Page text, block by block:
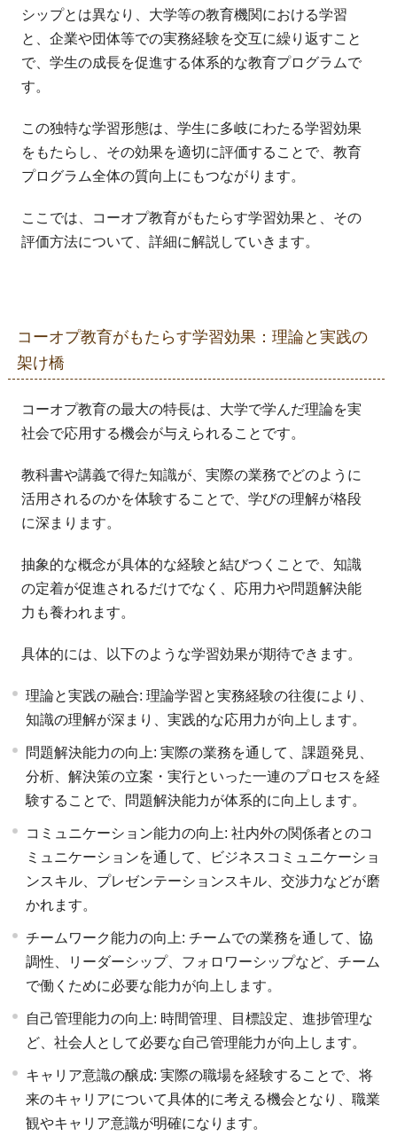
シップとは異なり、大学等の教育機関における学習
と、企業や団体等での実務経験を交互に繰り返すこと
で、学生の成長を促進する体系的な教育プログラムで
す。
この独特な学習形態は、学生に多岐にわたる学習効果
をもたらし、その効果を適切に評価することで、教育
プログラム全体の質向上にもつながります。
ここでは、コーオプ教育がもたらす学習効果と、その
評価方法について、詳細に解説していきます。
コーオプ教育がもたらす学習効果：理論と実践の
架け橋
コーオプ教育の最大の特長は、大学で学んだ理論を実
社会で応用する機会が与えられることです。
教科書や講義で得た知識が、実際の業務でどのように
活用されるのかを体験することで、学びの理解が格段
に深まります。
抽象的な概念が具体的な経験と結びつくことで、知識
の定着が促進されるだけでなく、応用力や問題解決能
力も養われます。
具体的には、以下のような学習効果が期待できます。
理論と実践の融合: 理論学習と実務経験の往復により、
知識の理解が深まり、実践的な応用力が向上します。
問題解決能力の向上: 実際の業務を通して、課題発見、
分析、解決策の立案・実行といった一連のプロセスを経
験することで、問題解決能力が体系的に向上します。
コミュニケーション能力の向上: 社内外の関係者とのコ
ミュニケーションを通して、ビジネスコミュニケーショ
ンスキル、プレゼンテーションスキル、交渉力などが磨
かれます。
チームワーク能力の向上: チームでの業務を通して、協
調性、リーダーシップ、フォロワーシップなど、チーム
で働くために必要な能力が向上します。
自己管理能力の向上: 時間管理、目標設定、進捗管理な
ど、社会人として必要な自己管理能力が向上します。
キャリア意識の醸成: 実際の職場を経験することで、将
来のキャリアについて具体的に考える機会となり、職業
観やキャリア意識が明確になります。